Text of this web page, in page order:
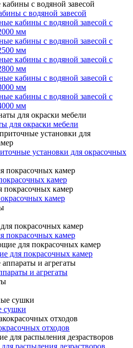
с водяной завесой
кабины с водяной завесой с
мм
кабины с водяной завесой с
мм
кабины с водяной завесой с
мм
кабины с водяной завесой с
мм
кабины с водяной завесой с
мм
для окраски мебели
установки для окрасочных
камер
камер
покрасочных камер
для покрасочных камер
и агрегаты
сушки
отходов